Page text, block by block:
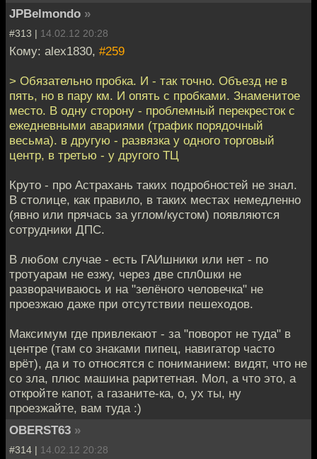
JPBelmondo »
#313 | 14.02.12 20:28
Кому: alex1830, #259
> Обязательно пробка. И - так точно. Объезд не в
пять, но в пару км. И опять с пробками. Знаменитое
место. В одну сторону - проблемный перекресток с
ежедневными авариями (трафик порядочный
весьма). в другую - развязка у одного торговый
центр, в третью - у другого ТЦ
Круто - про Астрахань таких подробностей не знал.
В столице, как правило, в таких местах немедленно
(явно или прячась за углом/кустом) появляются
сотрудники ДПС.
В любом случае - есть ГАИшники или нет - по
тротуарам не езжу, через две спл0шки не
разворачиваюсь и на "зелёного человечка" не
проезжаю даже при отсутствии пешеходов.
Максимум где привлекают - за "поворот не туда" в
центре (там со знаками пипец, навигатор часто
врёт), да и то относятся с пониманием: видят, что не
со зла, плюс машина раритетная. Мол, а что это, а
откройте капот, а газаните-ка, о, ух ты, ну
проезжайте, вам туда :)
OBERST63 »
#314 | 14.02.12 20:28